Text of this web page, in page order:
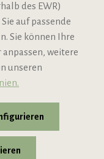
zzgl.Versandkosten
des EWR)
auf passende
Sie können Ihre
weitere
unseren